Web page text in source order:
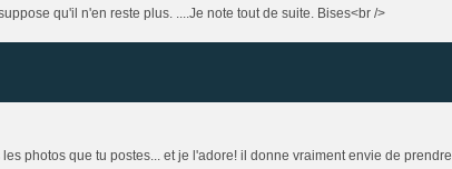
qu'il n'en reste plus. ....Je note tout de suite. Bises<br />
photos que tu postes... et je l'adore! il donne vraiment envie de prendre